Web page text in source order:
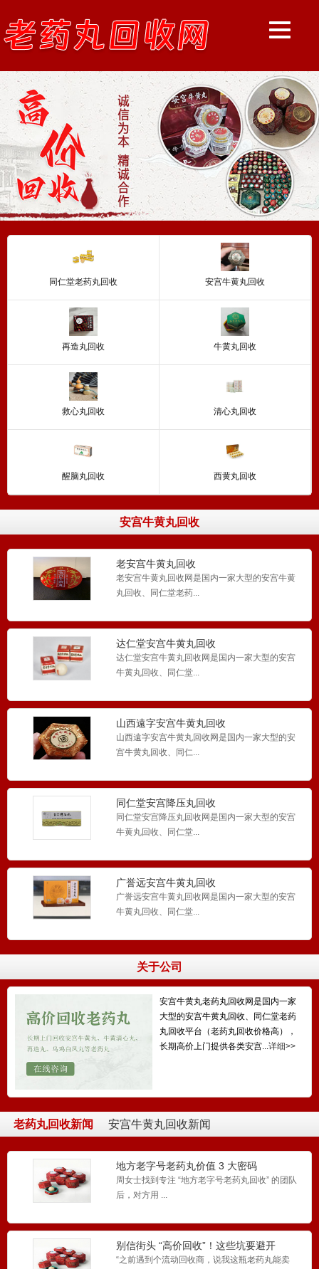
同仁堂老药丸回收 安宫牛黄丸回收
再造丸回收 牛黄丸回收
救心丸回收 清心丸回收
醒脑丸回收 西黄丸回收
安宫牛黄丸回收
老安宫牛黄丸回收
老安宫牛黄丸回收网是国内一家大型的安宫牛黄
丸回收、同仁堂老药...
达仁堂安宫牛黄丸回收
达仁堂安宫牛黄丸回收网是国内一家大型的安宫
牛黄丸回收、同仁堂...
山西遠字安宫牛黄丸回收
山西遠字安宫牛黄丸回收网是国内一家大型的安
宫牛黄丸回收、同仁...
同仁堂安宫降压丸回收
同仁堂安宫降压丸回收网是国内一家大型的安宫
牛黄丸回收、同仁堂...
广誉远安宫牛黄丸回收
广誉远安宫牛黄丸回收网是国内一家大型的安宫
牛黄丸回收、同仁堂...
关于公司
安宫牛黄丸老药丸回收网是国内一家
大型的安宫牛黄丸回收、同仁堂老药
丸回收平台（老药丸回收价格高），
长期高价上门提供各类安宫...详细>>
老药丸回收新闻 安宫牛黄丸回收新闻
地方老字号老药丸价值 3 大密码
周女士找到专注 “地方老字号老药丸回收” 的团队
后，对方用 ...
别信街头 “高价回收”！这些坑要避开
“之前遇到个流动回收商，说我这瓶老药丸能卖